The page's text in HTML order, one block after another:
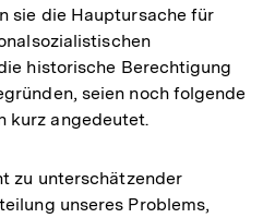
sie die Hauptursache für
historische Berechtigung
seien noch folgende
kurz angedeutet.
zu unterschätzender
unseres Problems,